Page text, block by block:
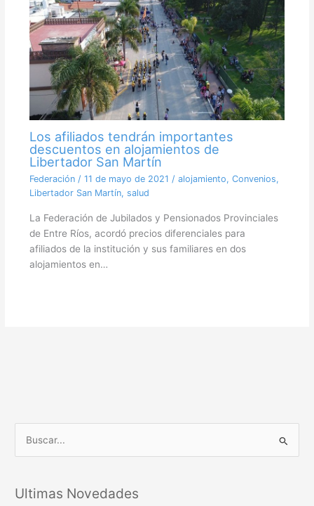
Los afiliados tendrán importantes
descuentos en alojamientos de
Libertador San Martín
Federación/ 11 de mayo de 2021 / alojamiento, Convenios,
Libertador San Martín, salud
La Federación de Jubilados y Pensionados Provinciales
de Entre Ríos, acordó precios diferenciales para
afiliados de la institución y sus familiares en dos
alojamientos en…
c
Ultimas Novedades